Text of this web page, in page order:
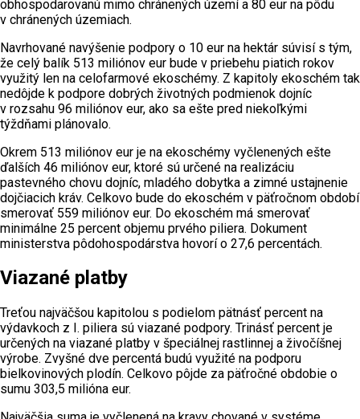
obhospodarovanú mimo chránených území a 80 eur na pôdu
v chránených územiach.
Navrhované navýšenie podpory o 10 eur na hektár súvisí s tým,
že celý balík 513 miliónov eur bude v priebehu piatich rokov
využitý len na celofarmové ekoschémy. Z kapitoly ekoschém tak
nedôjde k podpore dobrých životných podmienok dojníc
v rozsahu 96 miliónov eur, ako sa ešte pred niekoľkými
týždňami plánovalo.
Okrem 513 miliónov eur je na ekoschémy vyčlenených ešte
ďalších 46 miliónov eur, ktoré sú určené na realizáciu
pastevného chovu dojníc, mladého dobytka a zimné ustajnenie
dojčiacich kráv. Celkovo bude do ekoschém v päťročnom období
smerovať 559 miliónov eur. Do ekoschém má smerovať
minimálne 25 percent objemu prvého piliera. Dokument
ministerstva pôdohospodárstva hovorí o 27,6 percentách.
Viazané platby
Treťou najväčšou kapitolou s podielom pätnásť percent na
výdavkoch z I. piliera sú viazané podpory. Trinásť percent je
určených na viazané platby v špeciálnej rastlinnej a živočíšnej
výrobe. Zvyšné dve percentá budú využité na podporu
bielkovinových plodín. Celkovo pôjde za päťročné obdobie o
sumu 303,5 milióna eur.